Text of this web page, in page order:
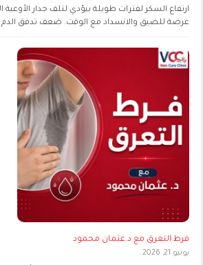
ارتفاع السكر لفترات طويلة بيؤدي لتلف جدار الأوعية
عرضة للضيق والانسداد مع الوقت. ضعف تدفق الدم
فرط التعرق مع د.عثمان محمود
يونيو 21, 2026